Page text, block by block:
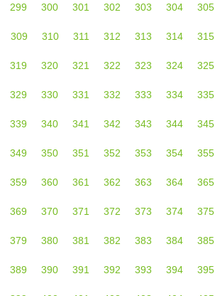
299 300 301 302 303 304 305
309 310 311 312 313 314 315
319 320 321 322 323 324 325
329 330 331 332 333 334 335
339 340 341 342 343 344 345
349 350 351 352 353 354 355
359 360 361 362 363 364 365
369 370 371 372 373 374 375
379 380 381 382 383 384 385
389 390 391 392 393 394 395